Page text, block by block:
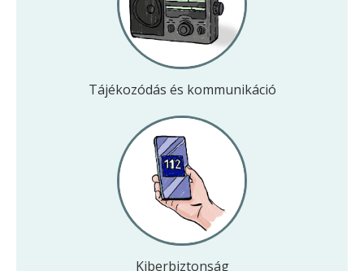
Tájékozódás és kommunikáció
Kiber­biztonság